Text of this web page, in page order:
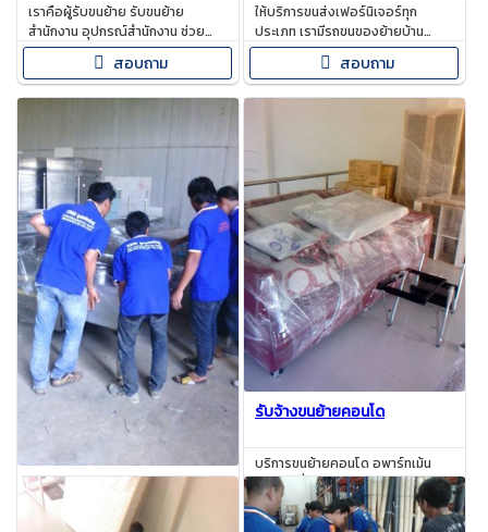
เราคือผู้รับขนย้าย รับขนย้าย
สำนักงาน อุปกรณ์สำนักงาน ช่วย
ให้การขนย้ายสะดวกรวดเร็วขึ้น ย้าย
โต๊ะเก้าอี้ ขนย้ายเฟอร์นิเจอร์สำนังาน
จัดเก็บเอกสารออฟฟิ
สอบถาม
ให้บริการขนส่งเฟอร์นิเจอร์ทุก
ประเภท เรามีรถขนของย้ายบ้าน
ตั้งแต่รถปิคอัพ 4 ล้อ - รถบรรทุก
ขนาดใหญ่ รองรับการส่งของชิ้น
ใหญ่ต่างๆ ทั้งการส่งโซฟา
สอบถาม
บริการย้ายเฟอร์นิเจอร์
รับจ้างขนย้ายคอนโด
บริการขนย้ายคอนโด อพาร์ทเม้น
หอพัก เมื่อท่านต้องการขนย้ายด่วน
เรามีทีมงานไว้คอยบริการแพ็คกิ้งก
ล่องบรรจุของฟรี!สอบถาม